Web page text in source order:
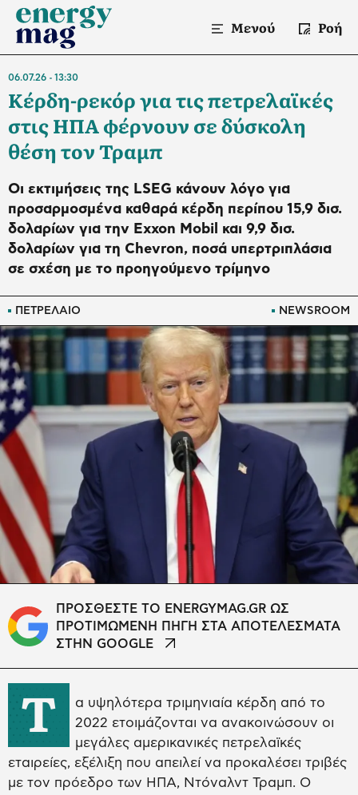
Μενού Ροή
ΠΕΤΡΕΛΑΙΟ NEWSROOM
06.07.26 13:30
Κέρδη-ρεκόρ για τις πετρελαϊκές
στις ΗΠΑ φέρνουν σε δύσκολη
θέση τον Τραμπ
Οι εκτιμήσεις της LSEG κάνουν λόγο για
προσαρμοσμένα καθαρά κέρδη περίπου 15,9 δισ.
δολαρίων για την Exxon Mobil και 9,9 δισ.
δολαρίων για τη Chevron, ποσά υπερτριπλάσια
σε σχέση με το προηγούμενο τρίμηνο
ΠΡΟΣΘΕΣΤΕ ΤΟ ENERGYMAG.GR ΩΣ
ΠΡΟΤΙΜΩΜΕΝΗ ΠΗΓΗ ΣΤΑ ΑΠΟΤΕΛΕΣΜΑΤΑ
ΣΤΗΝ GOOGLE
Τ
α υψηλότερα τριμηνιαία κέρδη από το
2022 ετοιμάζονται να ανακοινώσουν οι
μεγάλες αμερικανικές πετρελαϊκές
εταιρείες, εξέλιξη που απειλεί να προκαλέσει τριβές
με τον πρόεδρο των ΗΠΑ, Ντόναλντ Τραμπ. Ο